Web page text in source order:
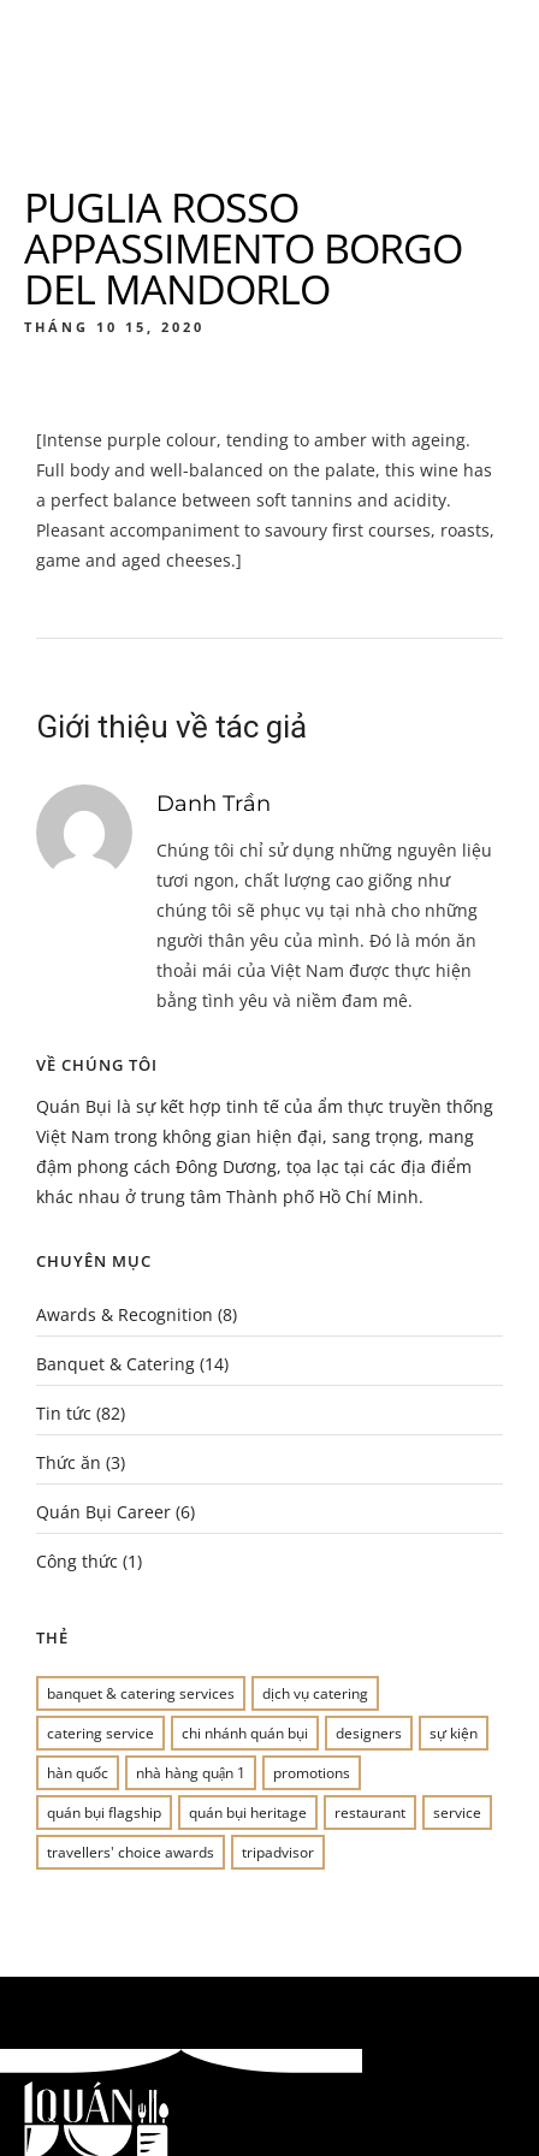
PUGLIA ROSSO
APPASSIMENTO BORGO
DEL MANDORLO
THÁNG 10 15, 2020
[Intense purple colour, tending to amber with ageing.
Full body and well-balanced on the palate, this wine has
a perfect balance between soft tannins and acidity.
Pleasant accompaniment to savoury first courses, roasts,
game and aged cheeses.]
Giới thiệu về tác giả
Danh Trần
Chúng tôi chỉ sử dụng những nguyên liệu
tươi ngon, chất lượng cao giống như
chúng tôi sẽ phục vụ tại nhà cho những
người thân yêu của mình. Đó là món ăn
thoải mái của Việt Nam được thực hiện
bằng tình yêu và niềm đam mê.
VỀ CHÚNG TÔI
Quán Bụi là sự kết hợp tinh tế của ẩm thực truyền thống
Việt Nam trong không gian hiện đại, sang trọng, mang
đậm phong cách Đông Dương, tọa lạc tại các địa điểm
khác nhau ở trung tâm Thành phố Hồ Chí Minh.
CHUYÊN MỤC
Awards & Recognition (8)
Banquet & Catering (14)
Tin tức (82)
Thức ăn (3)
Quán Bụi Career (6)
Công thức (1)
THẺ
banquet & catering services
dịch vụ catering
catering service
chi nhánh quán bụi designers
sự kiện
hàn quốc
nhà hàng quận 1
promotions
quán bụi flagship
quán bụi heritage restaurant
service
travellers' choice awards
tripadvisor